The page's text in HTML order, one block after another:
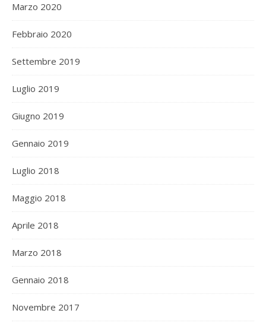
Marzo 2020
Febbraio 2020
Settembre 2019
Luglio 2019
Giugno 2019
Gennaio 2019
Luglio 2018
Maggio 2018
Aprile 2018
Marzo 2018
Gennaio 2018
Novembre 2017